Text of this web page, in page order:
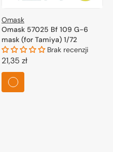
Omask
Omask 57025 Bf 109 G-6
mask (for Tamiya) 1/72
Brak recenzji
Cena
regularna
21,35 zł